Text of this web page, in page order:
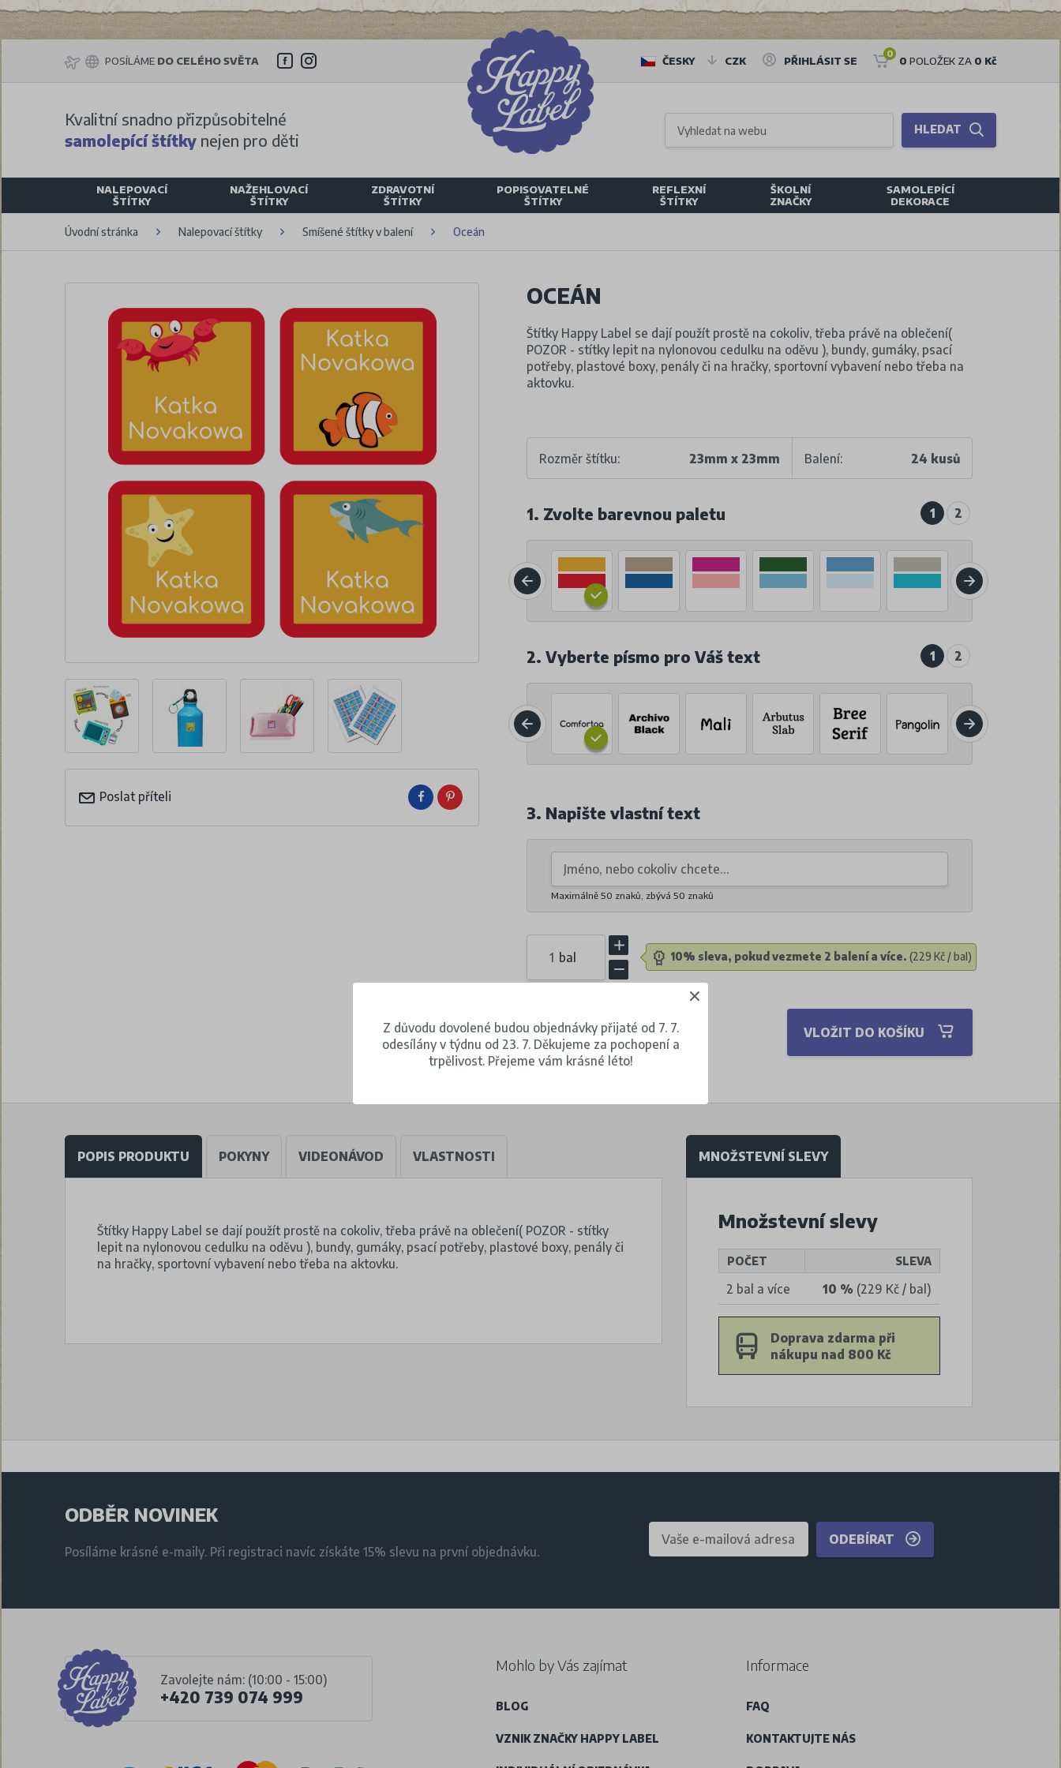
POSÍLÁME DO CELÉHO SVĚTA ČESKY CZK PŘIHLÁSIT SE
0
0 POLOŽEK ZA 0 Kč
Kvalitní snadno přizpůsobitelné
samolepící štítky nejen pro děti
HLEDAT
NALEPOVACÍ
ŠTÍTKY
NAŽEHLOVACÍ
ŠTÍTKY
ZDRAVOTNÍ
ŠTÍTKY
POPISOVATELNÉ
ŠTÍTKY
REFLEXNÍ
ŠTÍTKY
ŠKOLNÍ
ZNAČKY
SAMOLEPÍCÍ
DEKORACE
Úvodní stránka Nalepovací štítky Smíšené štítky v balení Oceán
Poslat příteli
OCEÁN
Štítky Happy Label se dají použít prostě na cokoliv, třeba právě na oblečení(
POZOR - stítky lepit na nylonovou cedulku na oděvu ), bundy, gumáky, psací
potřeby, plastové boxy, penály či na hračky, sportovní vybavení nebo třeba na
aktovku.
Rozměr štítku: 23mm x 23mm Balení: 24 kusů
1. Zvolte barevnou paletu 1 2
2. Vyberte písmo pro Váš text 1 2
3. Napište vlastní text
Maximálně 50 znaků, zbývá 50 znaků
bal 10% sleva, pokud vezmete 2 balení a více. (229 Kč / bal)
254 Kč(s DPH)
za 1 balení (24 kusů)
VLOŽIT DO KOŠÍKU
POPIS PRODUKTU POKYNY VIDEONÁVOD VLASTNOSTI
Štítky Happy Label se dají použít prostě na cokoliv, třeba právě na oblečení( POZOR - stítky
lepit na nylonovou cedulku na oděvu ), bundy, gumáky, psací potřeby, plastové boxy, penály či
na hračky, sportovní vybavení nebo třeba na aktovku.
MNOŽSTEVNÍ SLEVY
Množstevní slevy
POČET SLEVA
2 bal a více 10 % (229 Kč / bal)
Doprava zdarma při
nákupu nad 800 Kč
ODBĚR NOVINEK
Posíláme krásné e-maily. Při registraci navíc získáte 15% slevu na první objednávku.
ODEBÍRAT
Zavolejte nám: (10:00 - 15:00)
+420 739 074 999
Mohlo by Vás zajímat
BLOG
VZNIK ZNAČKY HAPPY LABEL
Informace
FAQ
KONTAKTUJTE NÁS
Z důvodu dovolené budou objednávky přijaté od 7. 7.
odesílány v týdnu od 23. 7. Děkujeme za pochopení a
trpělivost. Přejeme vám krásné léto!